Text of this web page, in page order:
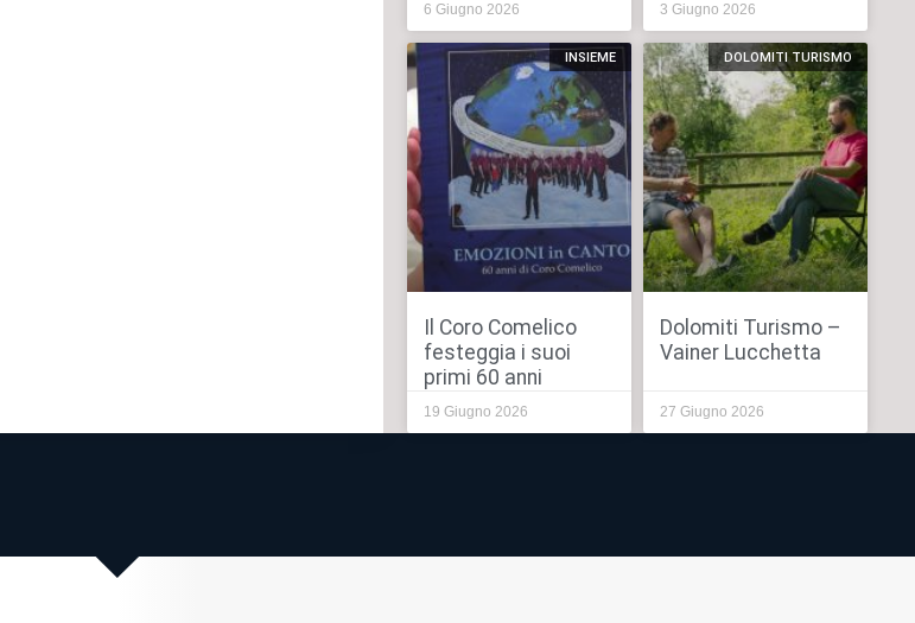
6 Giugno 2026 3 Giugno 2026
INSIEME
Il Coro Comelico
festeggia i suoi
primi 60 anni
19 Giugno 2026
DOLOMITI TURISMO
Dolomiti Turismo –
Vainer Lucchetta
27 Giugno 2026